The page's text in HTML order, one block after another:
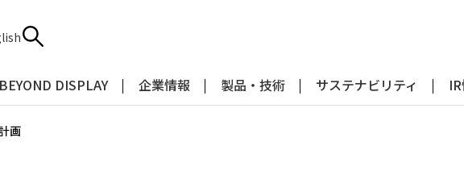
BEYOND DISPLAY 企業情報 製品・技術 サステナビリティ
画